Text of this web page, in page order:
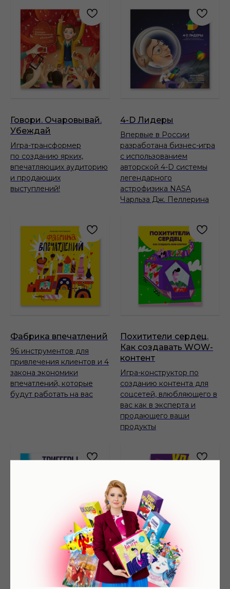
Говори. Очаровывай.
Убеждай
Игра-трансформер
по созданию ярких,
впечатляющих аудиторию
и продающих
выступлений!
4-D Лидеры
Впервые в России
разработана бизнес-игра
с использованием
авторской 4-D системы
легендарного
астрофизика NASA
Чарльза Дж. Пеллерина
Фабрика впечатлений
96 инструментов для
привлечения клиентов и 4
закона экономики
впечатлений, которые
будут работать на вас
Похитители сердец.
Как создавать WOW-
контент
Игра-конструктор по
созданию контента для
соцсетей, влюбляющего в
вас как в эксперта и
продающего ваши
продукты
Триггеры. WOW! Это
Удар юмора
Эффективные техники